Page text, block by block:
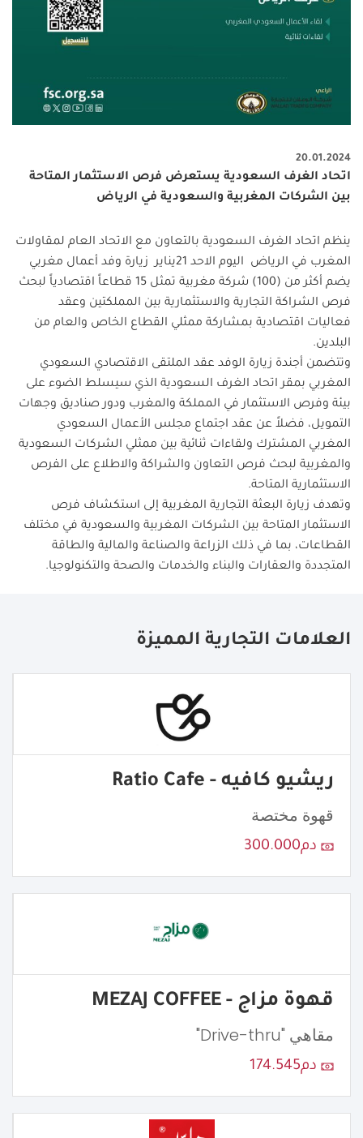
20.01.2024
اتحاد الغرف السعودية يستعرض فرص الاستثمار المتاحة
بين الشركات المغربية والسعودية في الرياض
ينظم اتحاد الغرف السعودية بالتعاون مع الاتحاد العام لمقاولات
المغرب في الرياض اليوم الاحد 21يناير زيارة وفد أعمال مغربي
يضم أكثر من (100) شركة مغربية تمثل 15 قطاعاً اقتصادياً لبحث
فرص الشراكة التجارية والاستثمارية بين المملكتين وعقد
فعاليات اقتصادية بمشاركة ممثلي القطاع الخاص والعام من
البلدين.
وتتضمن أجندة زيارة الوفد عقد الملتقى الاقتصادي السعودي
المغربي بمقر اتحاد الغرف السعودية الذي سيسلط الضوء على
بيئة وفرص الاستثمار في المملكة والمغرب ودور صناديق وجهات
التمويل، فضلاً عن عقد اجتماع مجلس الأعمال السعودي
المغربي المشترك ولقاءات ثنائية بين ممثلي الشركات السعودية
والمغربية لبحث فرص التعاون والشراكة والاطلاع على الفرص
الاستثمارية المتاحة.
وتهدف زيارة البعثة التجارية المغربية إلى استكشاف فرص
الاستثمار المتاحة بين الشركات المغربية والسعودية في مختلف
القطاعات، بما في ذلك الزراعة والصناعة والمالية والطاقة
المتجددة والعقارات والبناء والخدمات والصحة والتكنولوجيا.
العلامات التجارية المميزة
ريشيو كافيه - Ratio Cafe
قهوة مختصة
دم300.000
قهوة مزاج - MEZAJ COFFEE
مقاهي "Drive-thru"
دم174.545